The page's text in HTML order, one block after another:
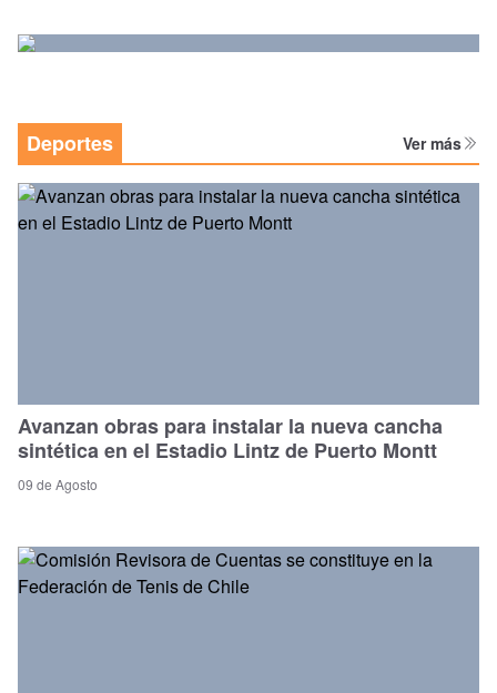
Deportes Ver más
Avanzan obras para instalar la nueva cancha
sintética en el Estadio Lintz de Puerto Montt
09 de Agosto